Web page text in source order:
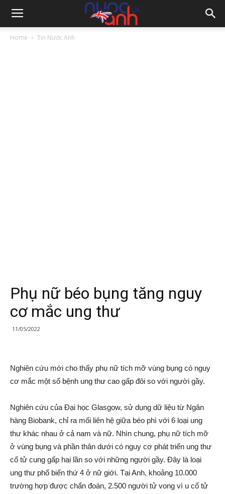
Home Tin Nước Anh
Phụ nữ béo bụng tăng nguy
cơ mắc ung thư
11/05/2022
Nghiên cứu mới cho thấy phụ nữ tích mỡ vùng bụng có nguy
cơ mắc một số bệnh ung thư cao gấp đôi so với người gầy.
Nghiên cứu của Đại học Glasgow, sử dụng dữ liệu từ Ngân
hàng Biobank, chỉ ra mối liên hệ giữa béo phì với 6 loại ung
thư khác nhau ở cả nam và nữ. Nhìn chung, phụ nữ tích mỡ
ở vùng bụng và phần thân dưới có nguy cơ phát triển ung thư
cổ tử cung gấp hai lần so với những người gầy. Đây là loại
ung thư phổ biến thứ 4 ở nữ giới. Tại Anh, khoảng 10.000
trường hợp được chẩn đoán, 2.500 người tử vong vì u cổ tử